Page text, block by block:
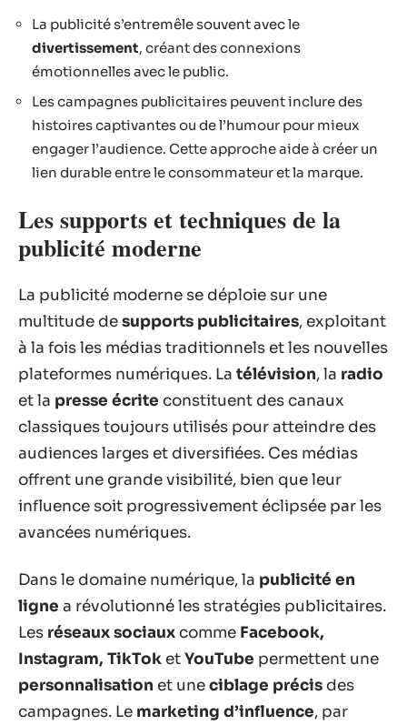
La publicité s’entremêle souvent avec le
divertissement, créant des connexions
émotionnelles avec le public.
Les campagnes publicitaires peuvent inclure des
histoires captivantes ou de l’humour pour mieux
engager l’audience. Cette approche aide à créer un
lien durable entre le consommateur et la marque.
Les supports et techniques de la
publicité moderne
La publicité moderne se déploie sur une
multitude desupports publicitaires, exploitant
à la fois les médias traditionnels et les nouvelles
plateformes numériques. La télévision, la radio
et la presse écrite constituent des canaux
classiques toujours utilisés pour atteindre des
audiences larges et diversifiées. Ces médias
offrent une grande visibilité, bien que leur
influence soit progressivement éclipsée par les
avancées numériques.
Dans le domaine numérique, la publicité en
ligne a révolutionné les stratégies publicitaires.
Les réseaux sociaux comme Facebook,
Instagram, TikTok etYouTube permettent une
personnalisation et uneciblage précis des
campagnes. Le marketing d’influence, par